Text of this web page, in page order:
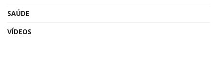
SAÚDE
VÍDEOS